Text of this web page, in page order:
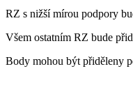
RZ s nižší mírou podpory
Všem ostatním RZ bude
Body mohou být přiděleny